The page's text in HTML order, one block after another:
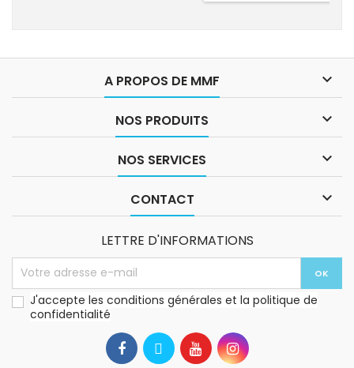
A PROPOS DE MMF 
NOS PRODUITS 
NOS SERVICES 
CONTACT 
LETTRE D'INFORMATIONS
J'accepte les conditions générales et la politique de
confidentialité